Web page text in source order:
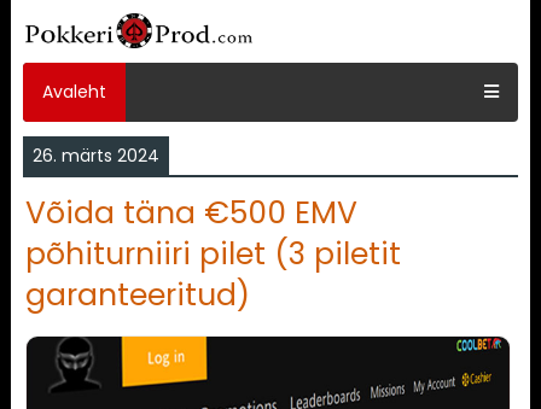
Avaleht
26. märts 2024
Võida täna €500 EMV
põhiturniiri pilet (3 piletit
garanteeritud)